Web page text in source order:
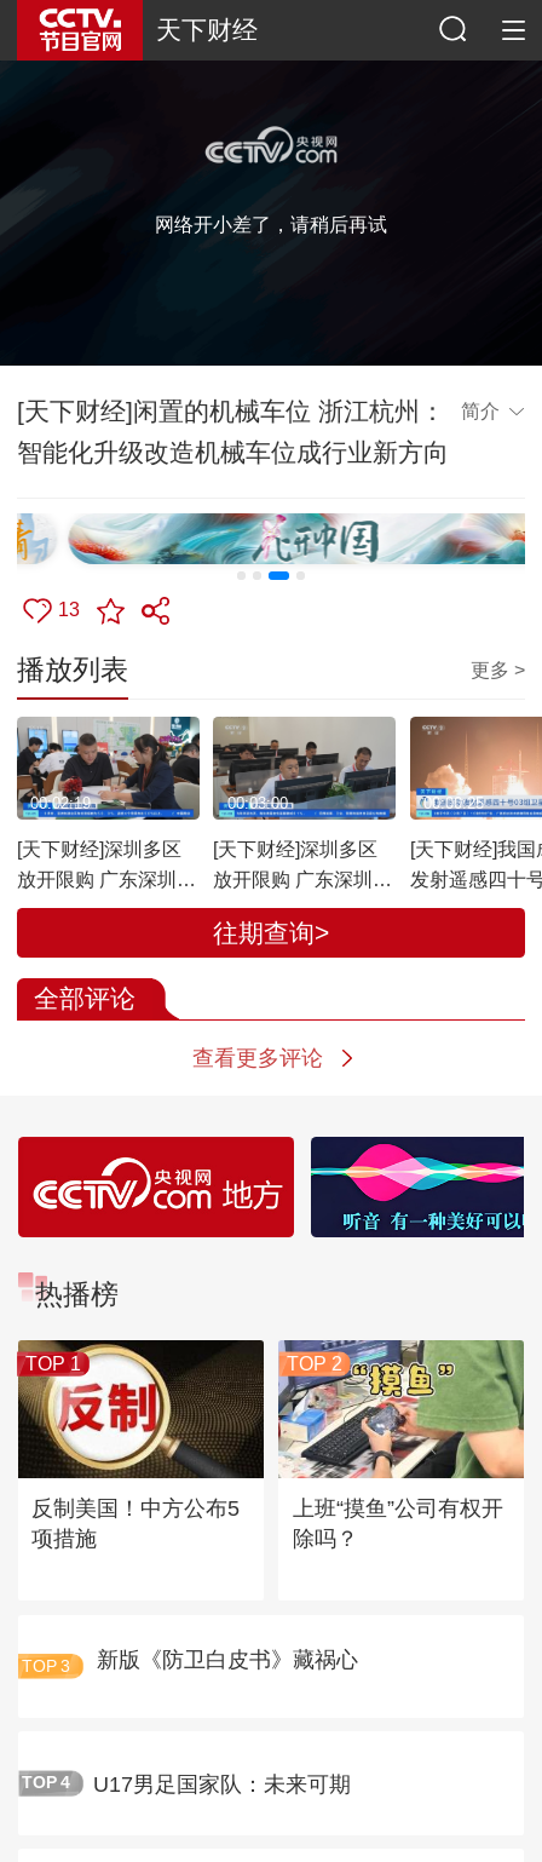
天下财经
网络开小差了，请稍后再试
[天下财经]闲置的机械车位 浙江杭州：
智能化升级改造机械车位成行业新方向
简介
13
播放列表 更多 >
[天下财经]深圳多区
放开限购 广东深圳：
多区放开楼市限购 意
00:02:19
[天下财经]深圳多区
放开限购 广东深圳：
限购范围大幅缩小 楼
市新政推动购房需求
00:03:00
[天下财经]我国
发射遥感四十
卫星
00:00:25
往期查询>
全部评论
查看更多评论
热播榜
TOP 1
反制美国！中方公布5
项措施
TOP 2
上班“摸鱼”公司有权开
除吗？
TOP 3 新版《防卫白皮书》藏祸心
TOP 4 U17男足国家队：未来可期